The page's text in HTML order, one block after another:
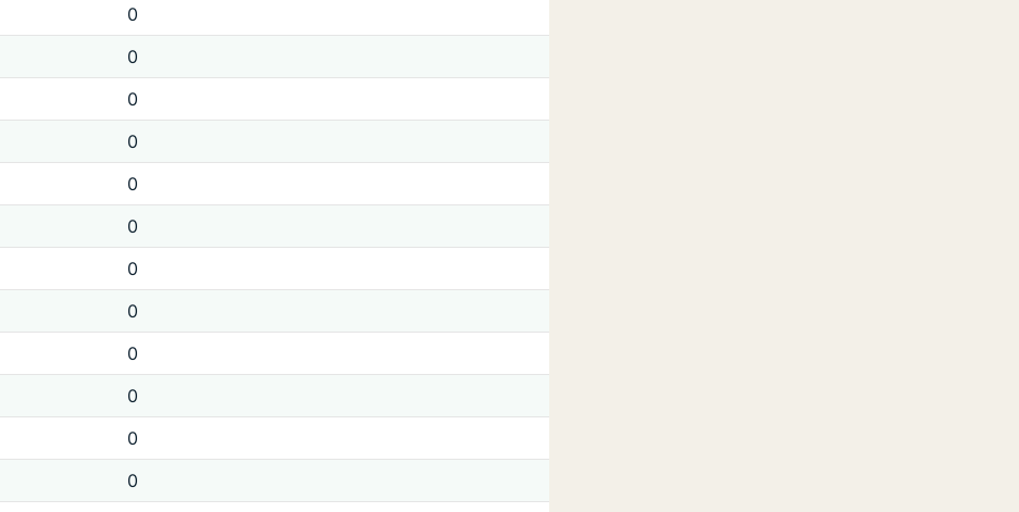
0
0
0
0
0
0
0
0
0
0
0
0